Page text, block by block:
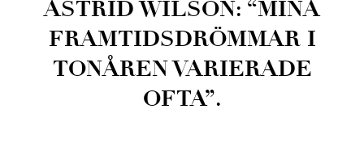
ASTRID WILSON: “MINA
FRAMTIDSDRÖMMAR I
TONÅREN VARIERADE
OFTA”.